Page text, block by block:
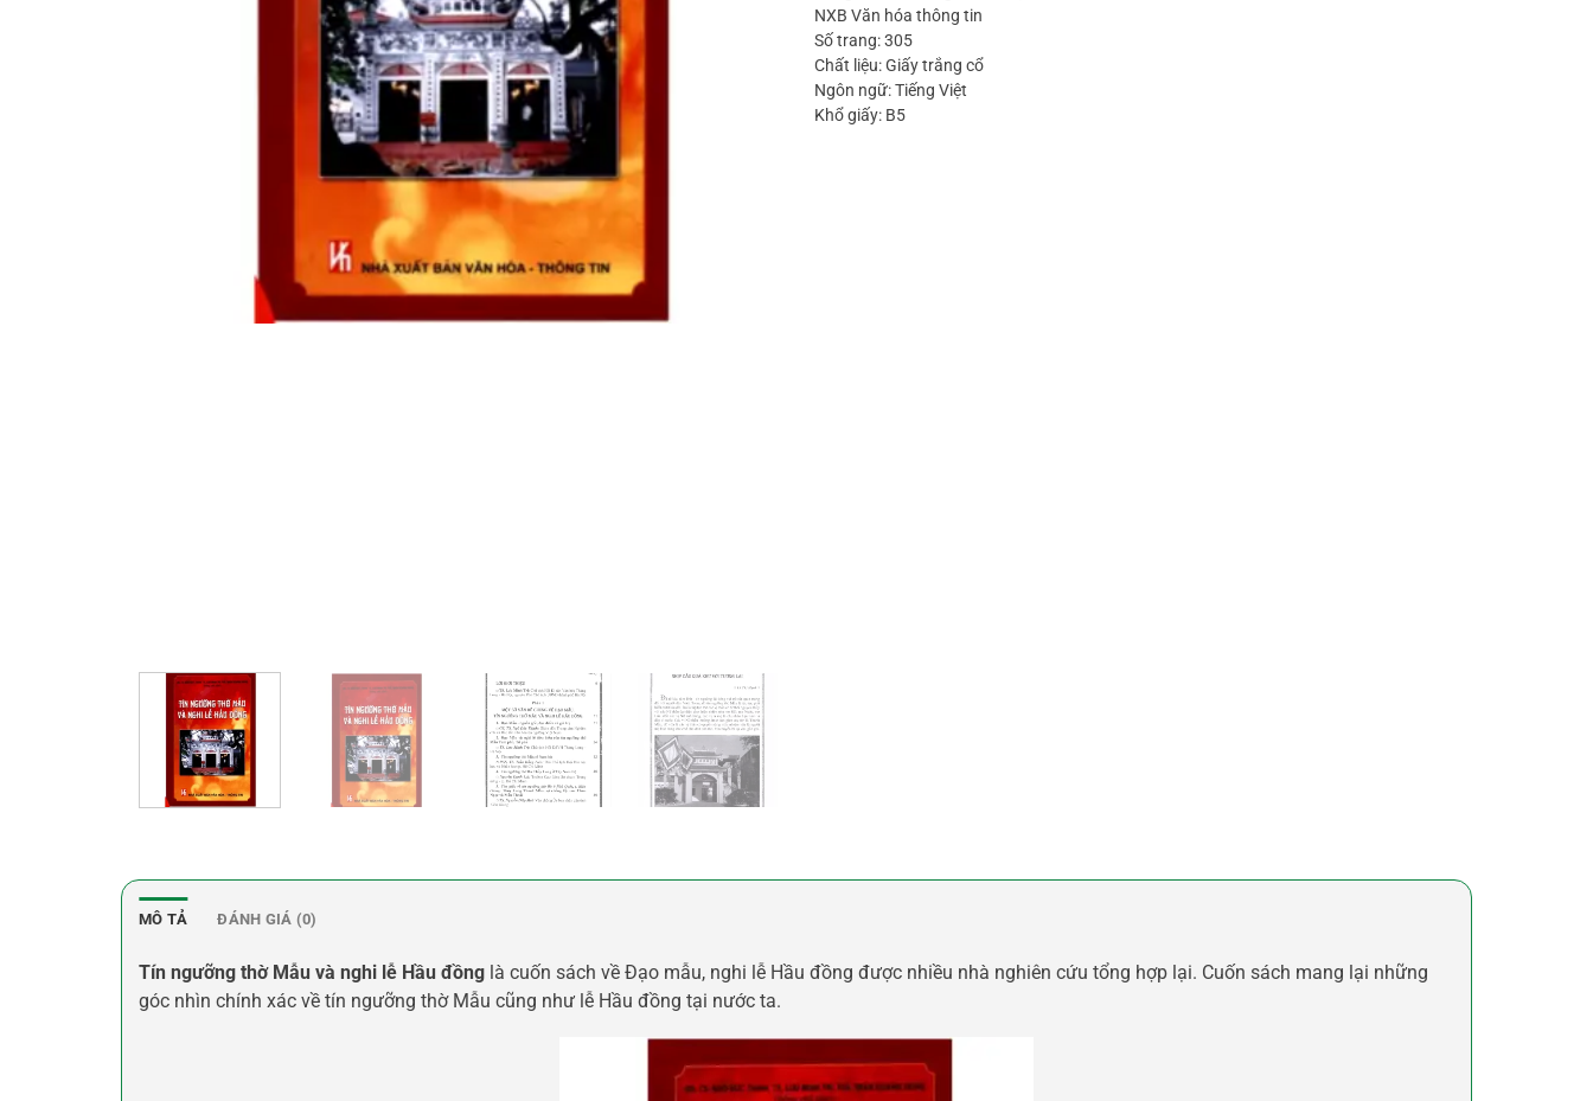
NXB Văn hóa thông tin
Số trang: 305
Chất liệu: Giấy trắng cổ
Ngôn ngữ: Tiếng Việt
Khổ giấy: B5
MÔ TẢ ĐÁNH GIÁ (0)
Tín ngưỡng thờ Mẫu và nghi lễ Hầu đồng là cuốn sách về Đạo mẫu, nghi lễ Hầu đồng được nhiều nhà nghiên cứu tổng hợp lại. Cuốn sách mang lại những
góc nhìn chính xác về tín ngưỡng thờ Mẫu cũng như lễ Hầu đồng tại nước ta.